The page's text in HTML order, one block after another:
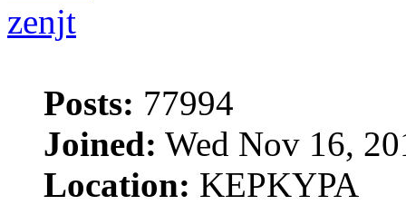
zenjt
Posts: 77994
Joined: Wed Nov 16,
Location: ΚΕΡΚΥΡΑ